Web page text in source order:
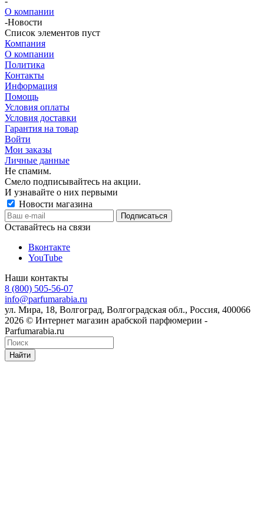
О компании
-Новости
Список элементов пуст
Компания
О компании
Политика
Контакты
Информация
Помощь
Условия оплаты
Условия доставки
Гарантия на товар
Войти
Мои заказы
Личные данные
Не спамим.
Смело подписывайтесь на акции.
И узнавайте о них первыми
Новости магазина
Оставайтесь на связи
Вконтакте
YouTube
Наши контакты
8 (800) 505-56-07
info@parfumarabia.ru
ул. Мира, 18, Волгоград, Волгоградская обл., Россия, 400066
2026 © Интернет магазин арабской парфюмерии -
Parfumarabia.ru
Найти